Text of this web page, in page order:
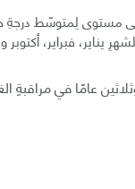
فبراير، أكتوبر
عامًا في